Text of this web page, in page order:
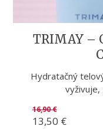
TRIMAY –
Hydratačný
vyživuje,
16,90€
13,50 €